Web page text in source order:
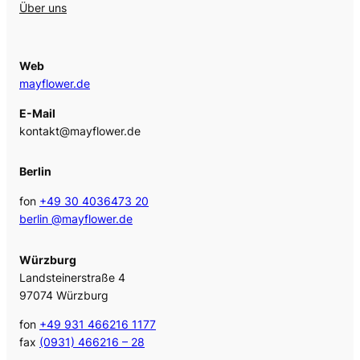
Über uns
Web
mayflower.de
E-Mail
kontakt@mayflower.de
Berlin
fon +49 30 4036473 20
berlin @mayflower.de
Würzburg
Landsteinerstraße 4
97074 Würzburg
fon +49 931 466216 1177
fax (0931) 466216 – 28